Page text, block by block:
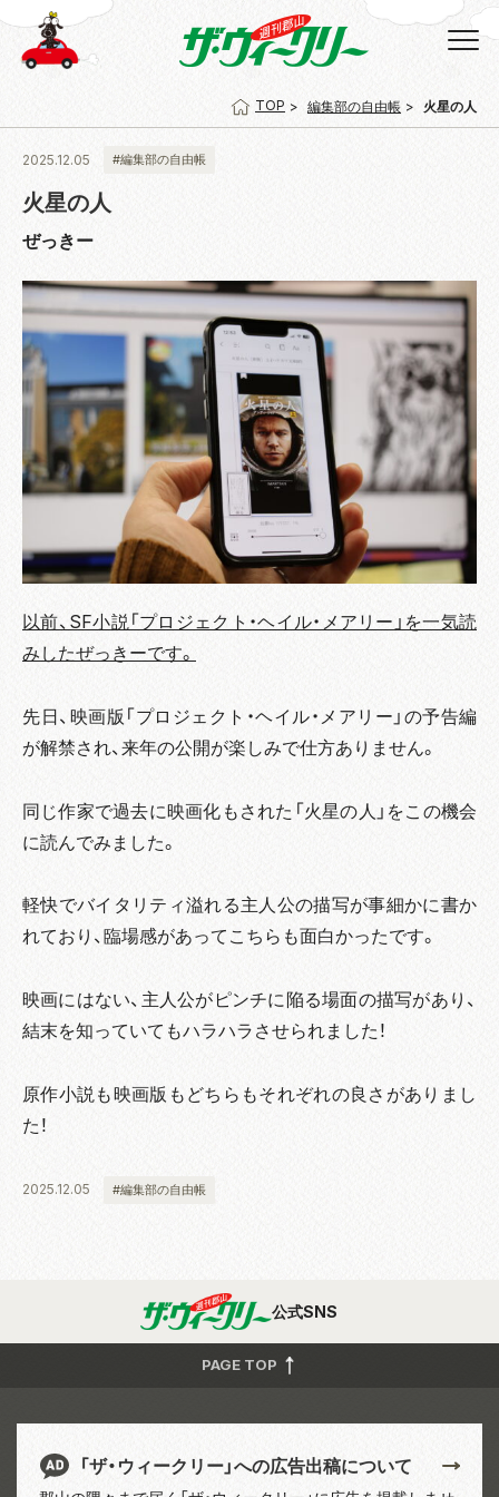
TOP 編集部の自由帳 火星の人
2025.12.05 #編集部の自由帳
火星の人
ぜっきー
以前、SF小説「プロジェクト・ヘイル・メアリー」を一気読
みしたぜっきーです。
先日、映画版「プロジェクト・ヘイル・メアリー」の予告編
が解禁され、来年の公開が楽しみで仕方ありません。
同じ作家で過去に映画化もされた「火星の人」をこの機会
に読んでみました。
軽快でバイタリティ溢れる主人公の描写が事細かに書か
れており、臨場感があってこちらも面白かったです。
映画にはない、主人公がピンチに陥る場面の描写があり、
結末を知っていてもハラハラさせられました！
原作小説も映画版もどちらもそれぞれの良さがありまし
た！
2025.12.05 #編集部の自由帳
公式SNS
PAGE TOP
「ザ・ウィークリー」への広告出稿について